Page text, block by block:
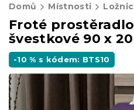
Domů Místnosti
Froté prostěradlo
švestkové 90 x
-10 % s kódem: BTS10